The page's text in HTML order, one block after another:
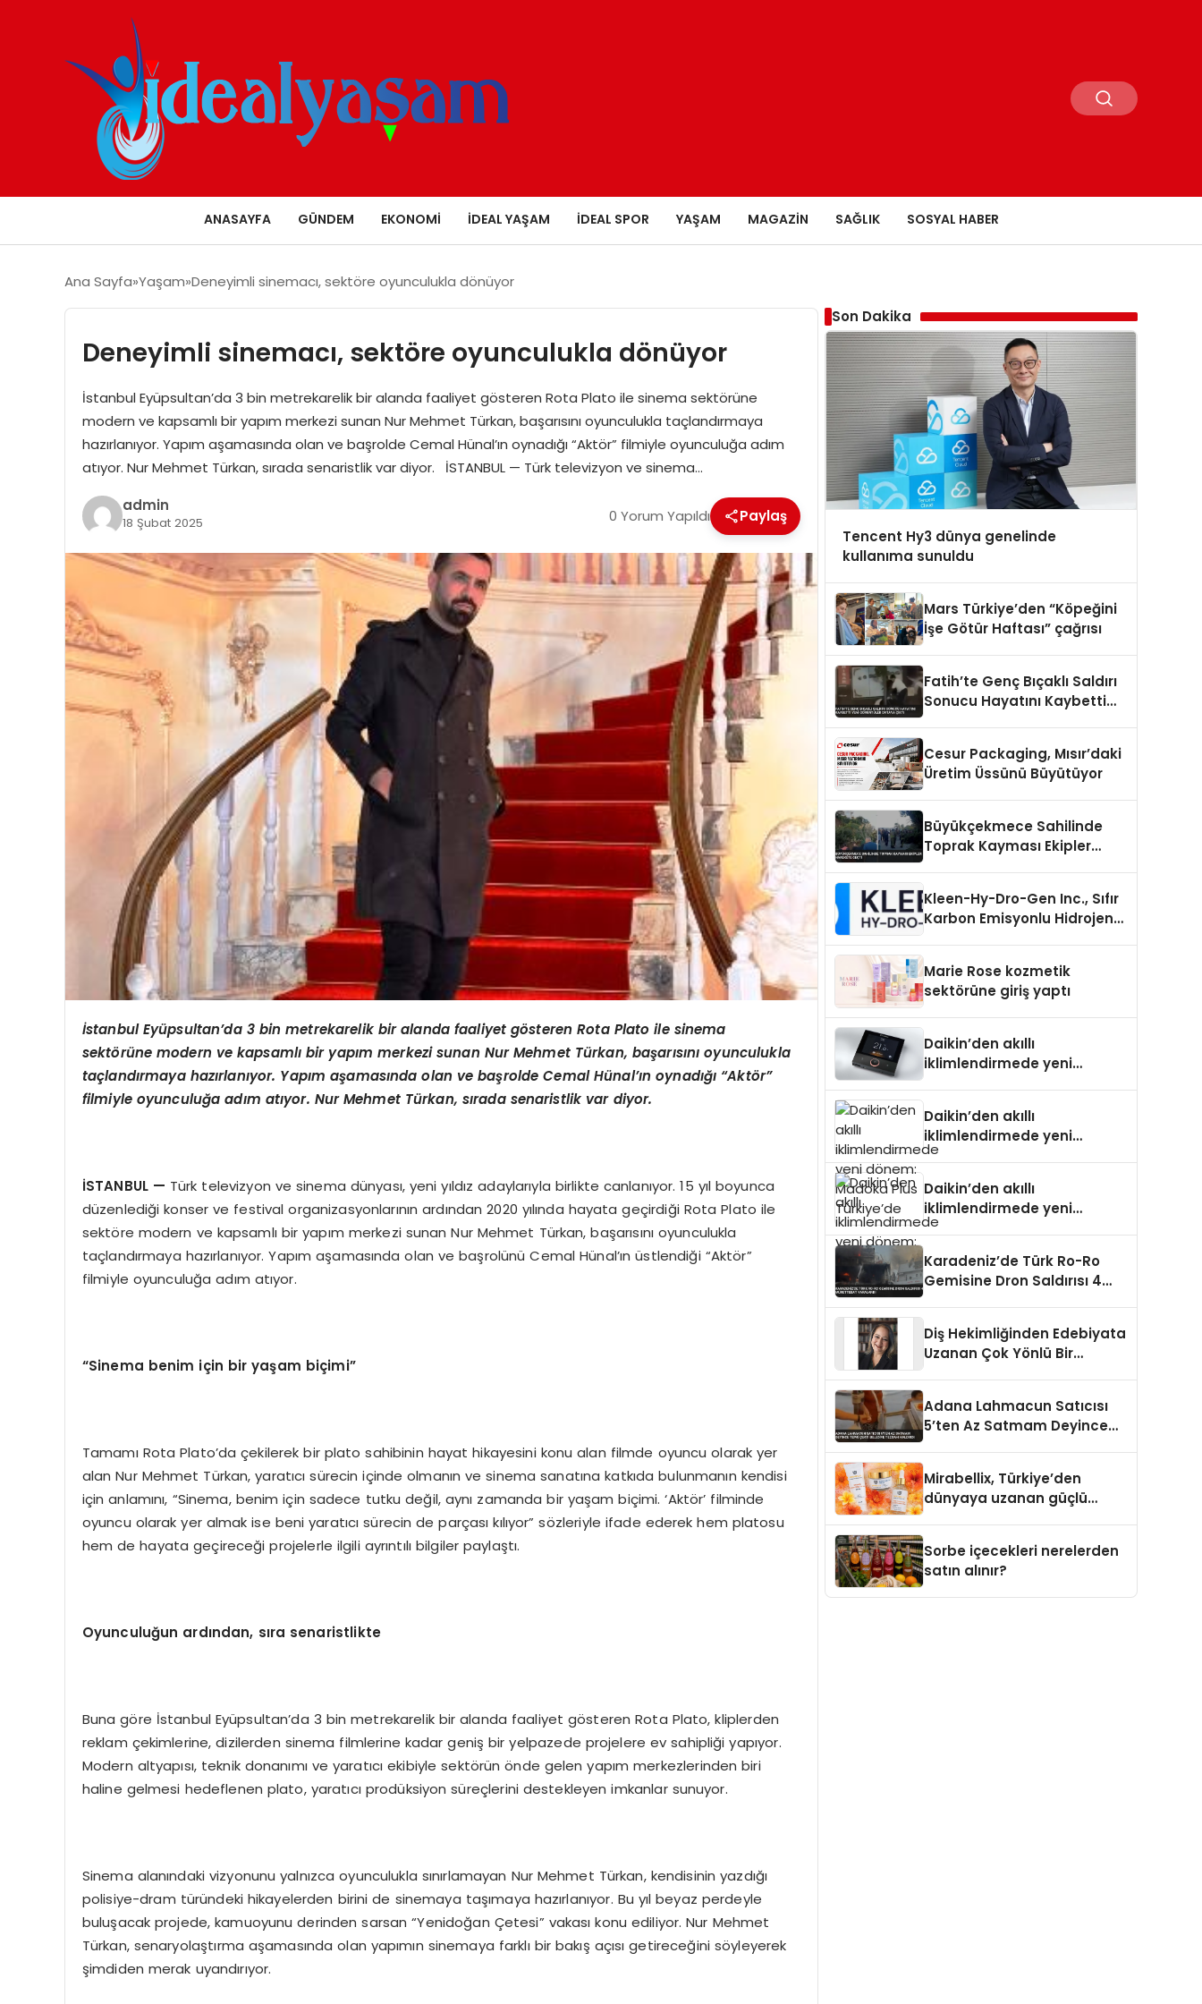
ANASAYFA GÜNDEM EKONOMI İDEAL YAŞAM İDEAL SPOR YAŞAM MAGAZIN SAĞLIK SOSYAL HABER
Ana Sayfa Yaşam Deneyimli sinemacı, sektöre oyunculukla dönüyor
Deneyimli sinemacı, sektöre oyunculukla dönüyor
İstanbul Eyüpsultan’da 3 bin metrekarelik bir alanda faaliyet gösteren Rota Plato ile sinema sektörüne
modern ve kapsamlı bir yapım merkezi sunan Nur Mehmet Türkan, başarısını oyunculukla taçlandırmaya
hazırlanıyor. Yapım aşamasında olan ve başrolde Cemal Hünal’ın oynadığı “Aktör” filmiyle oyunculuğa adım
atıyor. Nur Mehmet Türkan, sırada senaristlik var diyor. İSTANBUL — Türk televizyon ve sinema…
admin
18 Şubat 2025 0 Yorum Yapıldı Paylaş
İstanbul Eyüpsultan’da 3 bin metrekarelik bir alanda faaliyet gösteren Rota Plato ile sinema
sektörüne modern ve kapsamlı bir yapım merkezi sunan Nur Mehmet Türkan, başarısını oyunculukla
taçlandırmaya hazırlanıyor. Yapım aşamasında olan ve başrolde Cemal Hünal’ın oynadığı “Aktör”
filmiyle oyunculuğa adım atıyor. Nur Mehmet Türkan, sırada senaristlik var diyor.
İSTANBUL — Türk televizyon ve sinema dünyası, yeni yıldız adaylarıyla birlikte canlanıyor. 15 yıl boyunca
düzenlediği konser ve festival organizasyonlarının ardından 2020 yılında hayata geçirdiği Rota Plato ile
sektöre modern ve kapsamlı bir yapım merkezi sunan Nur Mehmet Türkan, başarısını oyunculukla
taçlandırmaya hazırlanıyor. Yapım aşamasında olan ve başrolünü Cemal Hünal’ın üstlendiği “Aktör”
filmiyle oyunculuğa adım atıyor.
“Sinema benim için bir yaşam biçimi”
Tamamı Rota Plato’da çekilerek bir plato sahibinin hayat hikayesini konu alan filmde oyuncu olarak yer
alan Nur Mehmet Türkan, yaratıcı sürecin içinde olmanın ve sinema sanatına katkıda bulunmanın kendisi
için anlamını, “Sinema, benim için sadece tutku değil, aynı zamanda bir yaşam biçimi. ‘Aktör’ filminde
oyuncu olarak yer almak ise beni yaratıcı sürecin de parçası kılıyor” sözleriyle ifade ederek hem platosu
hem de hayata geçireceği projelerle ilgili ayrıntılı bilgiler paylaştı.
Oyunculuğun ardından, sıra senaristlikte
Buna göre İstanbul Eyüpsultan’da 3 bin metrekarelik bir alanda faaliyet gösteren Rota Plato, kliplerden
reklam çekimlerine, dizilerden sinema filmlerine kadar geniş bir yelpazede projelere ev sahipliği yapıyor.
Modern altyapısı, teknik donanımı ve yaratıcı ekibiyle sektörün önde gelen yapım merkezlerinden biri
haline gelmesi hedeflenen plato, yaratıcı prodüksiyon süreçlerini destekleyen imkanlar sunuyor.
Sinema alanındaki vizyonunu yalnızca oyunculukla sınırlamayan Nur Mehmet Türkan, kendisinin yazdığı
polisiye-dram türündeki hikayelerden birini de sinemaya taşımaya hazırlanıyor. Bu yıl beyaz perdeyle
buluşacak projede, kamuoyunu derinden sarsan “Yenidoğan Çetesi” vakası konu ediliyor. Nur Mehmet
Türkan, senaryolaştırma aşamasında olan yapımın sinemaya farklı bir bakış açısı getireceğini söyleyerek
şimdiden merak uyandırıyor.
Son Dakika
Tencent Hy3 dünya genelinde
kullanıma sunuldu
Mars Türkiye’den “Köpeğini
İşe Götür Haftası” çağrısı
Fatih’te Genç Bıçaklı Saldırı
Sonucu Hayatını Kaybetti
Cesur Packaging, Mısır’daki
Üretim Üssünü Büyütüyor
Büyükçekmece Sahilinde
Toprak Kayması Ekipler
Kleen-Hy-Dro-Gen Inc., Sıfır
Karbon Emisyonlu Hidrojen
Aldı
Marie Rose kozmetik
sektörüne giriş yaptı
Daikin’den akıllı
iklimlendirmede yeni
Daikin’den akıllı
iklimlendirmede yeni
dönem: Madoka Plus
Daikin’den akıllı
iklimlendirmede yeni
dönem: Madoka Plus
Karadeniz’de Türk Ro-Ro
Gemisine Dron Saldırısı 4
Diş Hekimliğinden Edebiyata
Uzanan Çok Yönlü Bir
Adana Lahmacun Satıcısı
5’ten Az Satmam Deyince
Mirabellix, Türkiye’den
dünyaya uzanan güçlü
Sorbe içecekleri nerelerden
satın alınır?